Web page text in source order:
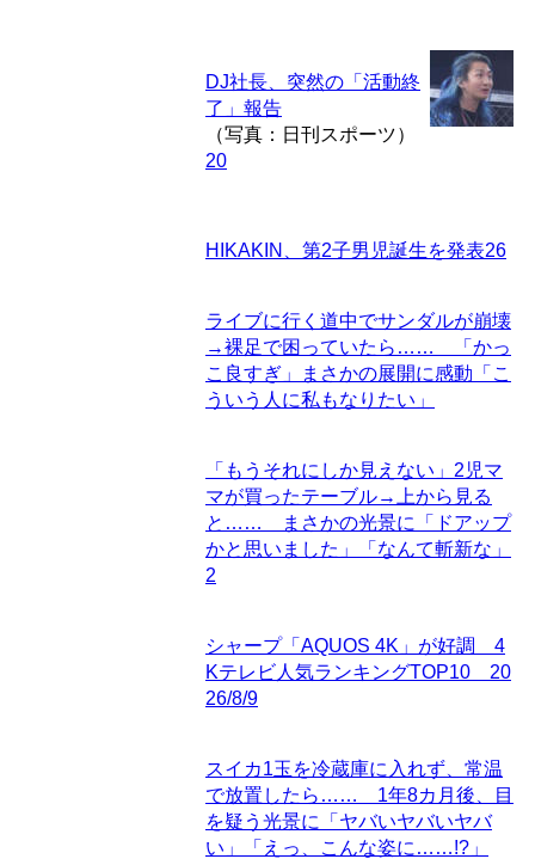
DJ社長、突然の「活動終
了」報告
（写真：日刊スポーツ）
20
HIKAKIN、第2子男児誕生を発表26
ライブに行く道中でサンダルが崩壊
→裸足で困っていたら…… 「かっ
こ良すぎ」まさかの展開に感動「こ
ういう人に私もなりたい」
「もうそれにしか見えない」2児マ
マが買ったテーブル→上から見る
と…… まさかの光景に「ドアップ
かと思いました」「なんて斬新な」
2
シャープ「AQUOS 4K」が好調 4
Kテレビ人気ランキングTOP10 20
26/8/9
スイカ1玉を冷蔵庫に入れず、常温
で放置したら…… 1年8カ月後、目
を疑う光景に「ヤバいヤバいヤバ
い」「えっ、こんな姿に……!?」